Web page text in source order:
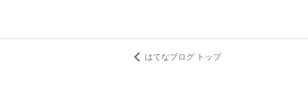
はてなブログ トップ